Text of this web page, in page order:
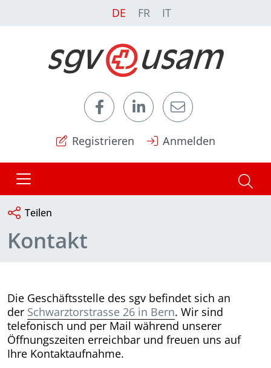
DE FR IT
Registrieren Anmelden
Teilen
Kontakt
Die Geschäftsstelle des sgv befindet sich an
der Schwarztorstrasse 26 in Bern. Wir sind
telefonisch und per Mail während unserer
Öffnungszeiten erreichbar und freuen uns auf
Ihre Kontaktaufnahme.